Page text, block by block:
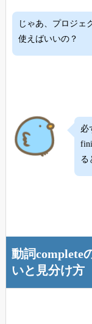
じゃあ、プロジェ
使えばいいの？
必
る
動詞complete
いと見分け方